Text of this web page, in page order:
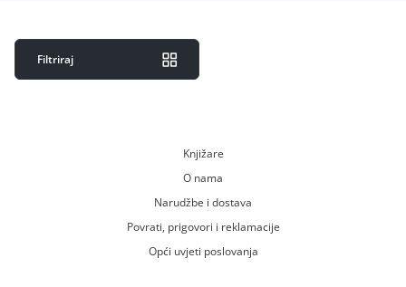
Filtriraj
Knjižare
O nama
Narudžbe i dostava
Povrati, prigovori i reklamacije
Opći uvjeti poslovanja